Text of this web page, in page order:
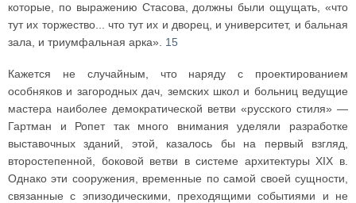
которые, по выражению Стасова, должны были ощущать, «что
тут их торжество... что тут их и дворец, и университет, и бальная
зала, и триумфальная арка». 15
Кажется не случайным, что наряду с проектированием
особняков и загородных дач, земских школ и больниц ведущие
мастера наиболее демократической ветви «русского стиля» —
Гартман и Ропет так много внимания уделяли разработке
выставочных зданий, этой, казалось бы на первый взгляд,
второстепенной, боковой ветви в системе архитектуры XIX в.
Однако эти сооружения, временные по самой своей сущности,
связанные с эпизодическими, преходящими событиями и не